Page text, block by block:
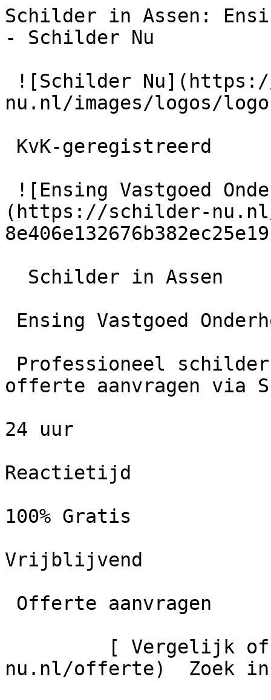
Schilder in Assen:
- Schilder Nu
nu.nl/images/logos/
(https://schilder-nu.nl/
offerte aanvragen via
24 uur
Reactietijd
100% Gratis
Vrijblijvend
nu.nl/offerte)  Zoek